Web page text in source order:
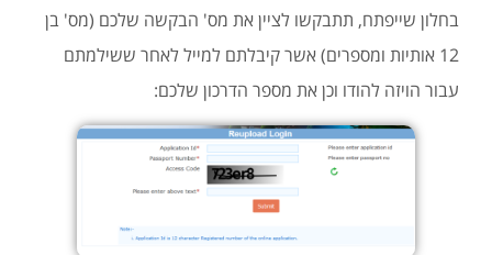
בחלון שייפתח, תתבקשו לציין את מס' הבקשה שלכם (מס' בן
12 אותיות ומספרים) אשר קיבלתם למייל לאחר ששילמתם
עבור הויזה להודו וכן את מספר הדרכון שלכם: